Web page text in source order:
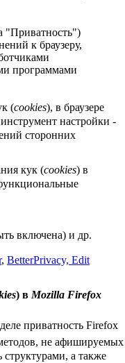
"Приватность")
к браузеру,
программами
(cookies), в браузере
настройки -
сторонних
кук (cookies) в
включена) и др.
, BetterPrivacy, Edit
) в Mozilla Firefox
не афишируемых
а также